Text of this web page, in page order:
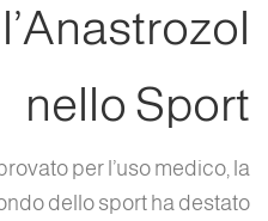
nello Sport
per l’uso medico, la
dello sport ha destato